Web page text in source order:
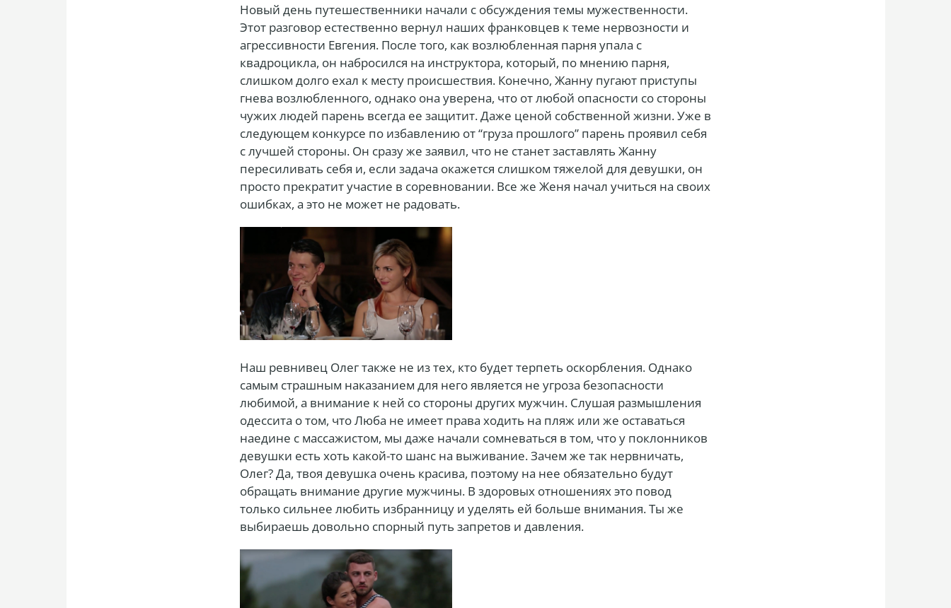
Новый день путешественники начали с обсуждения темы мужественности.
Этот разговор естественно вернул наших франковцев к теме нервозности и
агрессивности Евгения. После того, как возлюбленная парня упала с
квадроцикла, он набросился на инструктора, который, по мнению парня,
слишком долго ехал к месту происшествия. Конечно, Жанну пугают приступы
гнева возлюбленного, однако она уверена, что от любой опасности со стороны
чужих людей парень всегда ее защитит. Даже ценой собственной жизни. Уже в
следующем конкурсе по избавлению от “груза прошлого” парень проявил себя
с лучшей стороны. Он сразу же заявил, что не станет заставлять Жанну
пересиливать себя и, если задача окажется слишком тяжелой для девушки, он
просто прекратит участие в соревновании. Все же Женя начал учиться на своих
ошибках, а это не может не радовать.
Наш ревнивец Олег также не из тех, кто будет терпеть оскорбления. Однако
самым страшным наказанием для него является не угроза безопасности
любимой, а внимание к ней со стороны других мужчин. Слушая размышления
одессита о том, что Люба не имеет права ходить на пляж или же оставаться
наедине с массажистом, мы даже начали сомневаться в том, что у поклонников
девушки есть хоть какой-то шанс на выживание. Зачем же так нервничать,
Олег? Да, твоя девушка очень красива, поэтому на нее обязательно будут
обращать внимание другие мужчины. В здоровых отношениях это повод
только сильнее любить избранницу и уделять ей больше внимания. Ты же
выбираешь довольно спорный путь запретов и давления.